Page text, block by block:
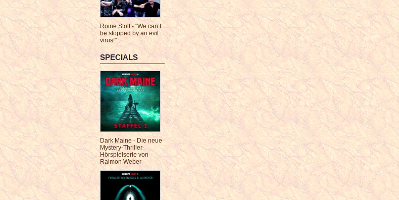
Roine Stolt - "We can’t
be stopped by an evil
virus!"
SPECIALS
Dark Maine - Die neue
Mystery-Thriller-
Hörspielserie von
Raimon Weber